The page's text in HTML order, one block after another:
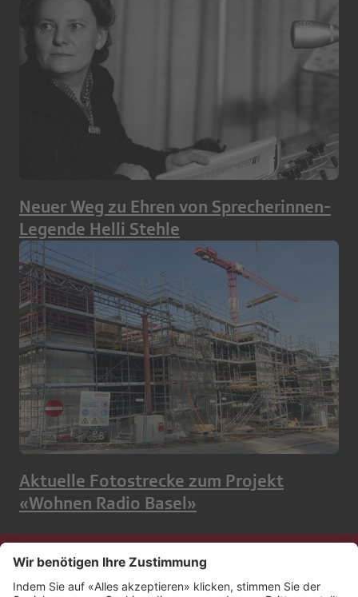
Neuer Weg zu Ehren von Sprecherinnen-
Legende Helli Stehle
Aktuelle Fotostrecke zum Projekt
«Wohnen Radio Basel»
Kontakt